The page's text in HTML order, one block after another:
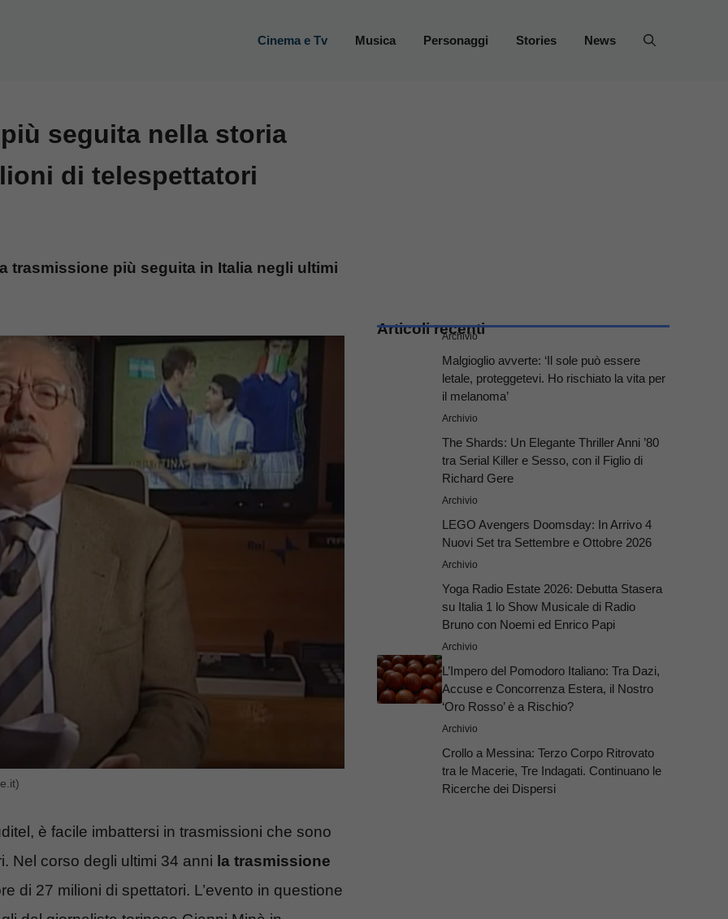
Cinema e Tv Musica Personaggi Stories News
seguita nella storia
di telespettatori
trasmissione più seguita in Italia negli ultimi
è facile imbattersi in trasmissioni che sono
Nel corso degli ultimi 34 anni la trasmissione
di 27 milioni di spettatori. L’evento in questione
Articoli recenti
Archivio
Malgioglio avverte: ‘Il sole può essere
letale, proteggetevi. Ho rischiato la vita per
il melanoma’
Archivio
The Shards: Un Elegante Thriller Anni ’80
tra Serial Killer e Sesso, con il Figlio di
Richard Gere
Archivio
LEGO Avengers Doomsday: In Arrivo 4
Nuovi Set tra Settembre e Ottobre 2026
Archivio
Yoga Radio Estate 2026: Debutta Stasera
su Italia 1 lo Show Musicale di Radio
Bruno con Noemi ed Enrico Papi
Archivio
L’Impero del Pomodoro Italiano: Tra Dazi,
Accuse e Concorrenza Estera, il Nostro
‘Oro Rosso’ è a Rischio?
Archivio
Crollo a Messina: Terzo Corpo Ritrovato
tra le Macerie, Tre Indagati. Continuano le
Ricerche dei Dispersi